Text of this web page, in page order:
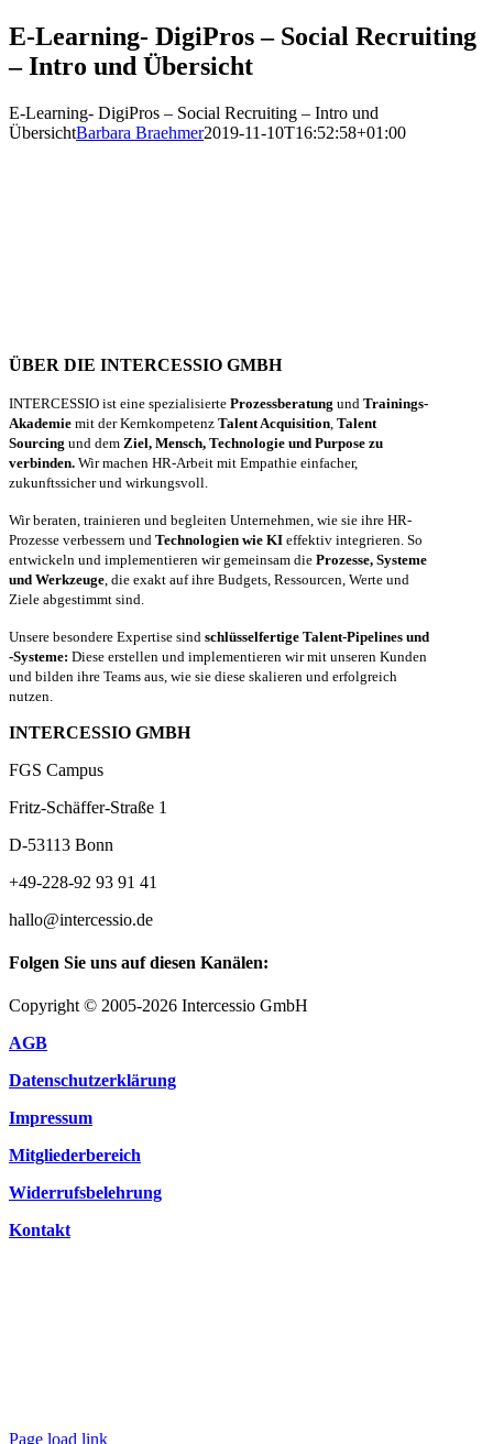
E-Learning- DigiPros – Social Recruiting
– Intro und Übersicht
E-Learning- DigiPros – Social Recruiting – Intro und
ÜbersichtBarbara Braehmer2019-11-10T16:52:58+01:00
ÜBER DIE INTERCESSIO GMBH
INTERCESSIO ist eine spezialisierte Prozessberatung und Trainings-
Akademie mit der Kernkompetenz Talent Acquisition Talent
Sourcing und dem Ziel, Mensch, Technologie und Purpose zu
verbinden. Wir machen HR-Arbeit mit Empathie einfacher,
zukunftssicher und wirkungsvoll.
Wir beraten, trainieren und begleiten Unternehmen, wie sie ihre HR-
Prozesse verbessern und Technologien wie KI effektiv integrieren. So
entwickeln und implementieren wir gemeinsam die Prozesse, Systeme
und Werkzeuge , die exakt auf ihre Budgets, Ressourcen, Werte und
Ziele abgestimmt sind.
Unsere besondere Expertise sind schlüsselfertige Talent-Pipelines und
-Systeme: Diese erstellen und implementieren wir mit unseren Kunden
und bilden ihre Teams aus, wie sie diese skalieren und erfolgreich
nutzen.
INTERCESSIO GMBH
FGS Campus
Fritz-Schäffer-Straße 1
D-53113 Bonn
+49-228-92 93 91 41
hallo@intercessio.de
Folgen Sie uns auf diesen Kanälen:
Copyright © 2005-2026 Intercessio GmbH
AGB
Datenschutzerklärung
Impressum
Mitgliederbereich
Widerrufsbelehrung
Kontakt
Page load link